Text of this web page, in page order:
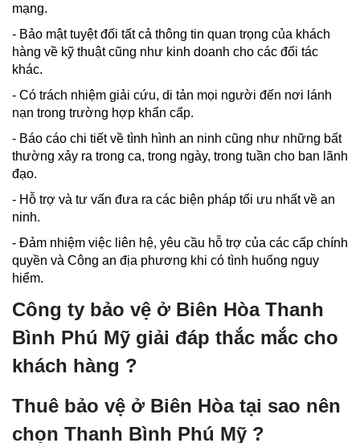
mạng.
- Bảo mật tuyệt đối tất cả thông tin quan trọng của khách
hàng về kỹ thuật cũng như kinh doanh cho các đối tác
khác.
- Có trách nhiệm giải cứu, di tản mọi người đến nơi lánh
nạn trong trường hợp khẩn cấp.
- Báo cáo chi tiết về tình hình an ninh cũng như những bất
thường xảy ra trong ca, trong ngày, trong tuần cho ban lãnh
đạo.
- Hỗ trợ và tư vấn đưa ra các biện pháp tối ưu nhất về an
ninh.
- Đảm nhiệm việc liên hệ, yêu cầu hỗ trợ của các cấp chính
quyền và Công an địa phương khi có tình huống nguy
hiểm.
Công ty bảo vệ ở Biên Hòa Thanh
Bình Phú Mỹ giải đáp thắc mắc cho
khách hàng ?
Thuê bảo vệ ở Biên Hòa tại sao nên
chọn Thanh Bình Phú Mỹ ?